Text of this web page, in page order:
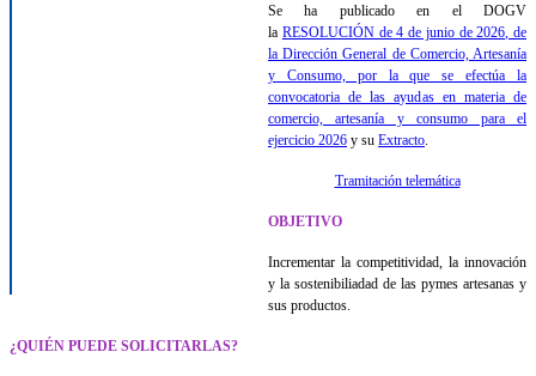
Se ha publicado en el DOGV
la RESOLUCIÓN de 4 de junio de 2026, de
la Dirección General de Comercio, Artesanía
y Consumo, por la que se efectúa la
convocatoria de las ayudas en materia de
comercio, artesanía y consumo para el
ejercicio 2026 y su Extracto.
Tramitación telemática
OBJETIVO
Incrementar la competitividad, la innovación
y la sostenibiliadad de las pymes artesanas y
sus productos.
¿QUIÉN PUEDE SOLICITARLAS?